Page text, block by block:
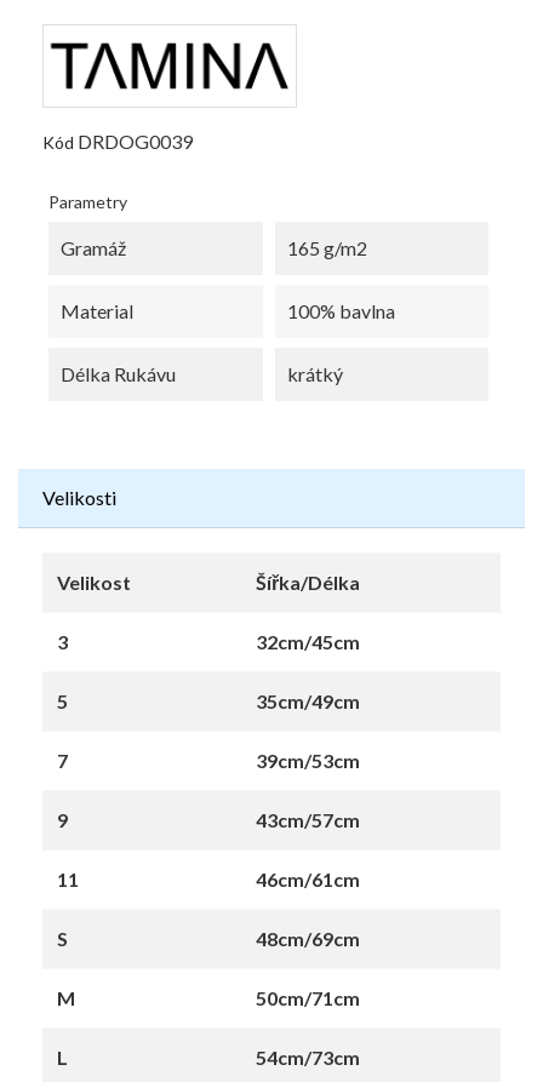
Kód DRDOG0039
Parametry
Gramáž 165 g/m2
Material 100% bavlna
Délka Rukávu krátký
Velikosti
Velikost Šířka/Délka
3 32cm/45cm
5 35cm/49cm
7 39cm/53cm
9 43cm/57cm
11 46cm/61cm
S 48cm/69cm
M 50cm/71cm
L 54cm/73cm